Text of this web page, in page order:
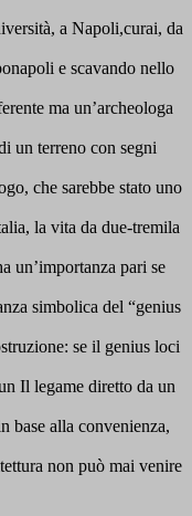
a Napoli,curai, da
e scavando nello
ma un’archeologa
un terreno con segni
che sarebbe stato uno
la vita da due-tremila
un’importanza pari se
simbolica del “genius
se il genius loci
Il legame diretto da un
base alla convenienza,
non può mai venire